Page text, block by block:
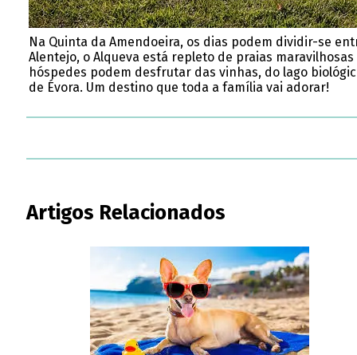
Na Quinta da Amendoeira, os dias podem dividir-se
Alentejo, o Alqueva está repleto de praias
hóspedes podem desfrutar das vinhas, do lago
de Évora. Um destino que toda a família vai adorar!
Artigos Relacionados